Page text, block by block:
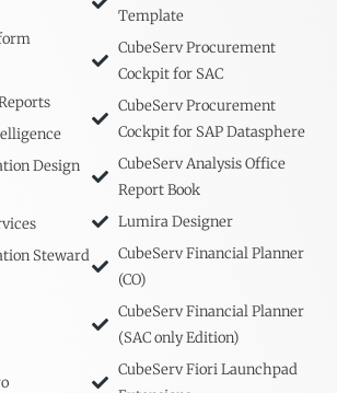
Design
Steward
Template
CubeServ Procurement
Cockpit for SAC
CubeServ Procurement
Cockpit for SAP Datasphere
CubeServ Analysis Office
Report Book
Lumira Designer
CubeServ Financial Planner
(CO)
CubeServ Financial Planner
(SAC only Edition)
CubeServ Fiori Launchpad